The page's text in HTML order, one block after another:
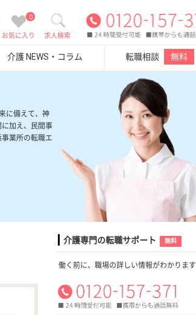
求人検索
0
お気に入り
介護 NEWS・コラム 転職相談 無料
に備えて、神
加え、民間事
業所の転職エ
介護専門の転職サポート 無料
働く前に、職場の詳しい情報がわかります